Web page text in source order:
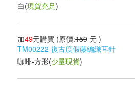
白(現貨充足)
加49元購買 (原價:159 元 )
TM00222-復古度假藤編織耳針
咖啡-方形(少量現貨)